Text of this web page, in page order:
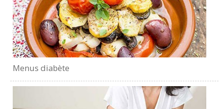
Menus diabète